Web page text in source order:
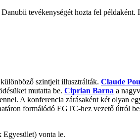
tevékenységét hozta fel
szintjeit illusztrálták. Claude
mutatta be. Ciprian Barna a
A konferencia zárásaként két olyan
formálódó EGTC-hez vezető útról
Egyesület) vonta le.